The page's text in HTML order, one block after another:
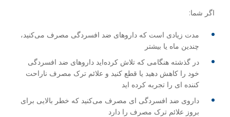
اگر شما:
مدت زیادی است که داروهای ضد افسردگی مصرف می‌کنید،
چندین ماه یا بیشتر
در گذشته هنگامی که تلاش کرده‌اید داروهای ضد افسردگی
خود را کاهش دهید یا قطع کنید و علائم ترک مصرف ناراحت
کننده ای را تجربه کرده اید
داروی ضد افسردگی ای مصرف می‌کنید که خطر بالایی برای
بروز علائم ترک مصرف را دارد